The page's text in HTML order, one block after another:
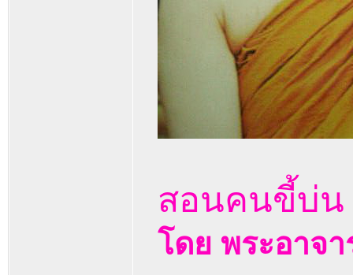
สอนคนขี้บ่น
โดย พระอาจ